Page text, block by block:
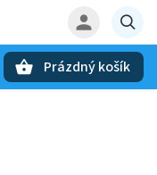
Prázdný košík